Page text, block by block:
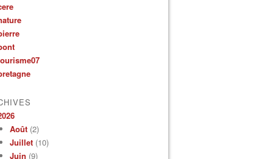
Août (2)
Juillet (10)
Juin (9)